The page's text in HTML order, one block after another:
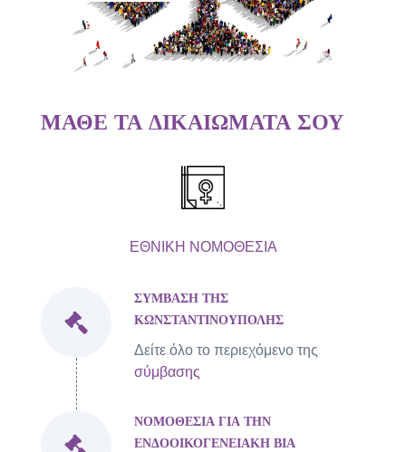
ΜΑΘΕ ΤΑ ΔΙΚΑΙΩΜΑΤΑ ΣΟΥ
ΕΘΝΙΚΗ ΝΟΜΟΘΕΣΙΑ
ΣΥΜΒΑΣΗ ΤΗΣ
ΚΩΝΣΤΑΝΤΙΝΟΥΠΟΛΗΣ
Δείτε όλο το περιεχόμενο της
σύμβασης
ΝΟΜΟΘΕΣΙΑ ΓΙΑ ΤΗΝ
ΕΝΔΟΟΙΚΟΓΕΝΕΙΑΚΗ ΒΙΑ